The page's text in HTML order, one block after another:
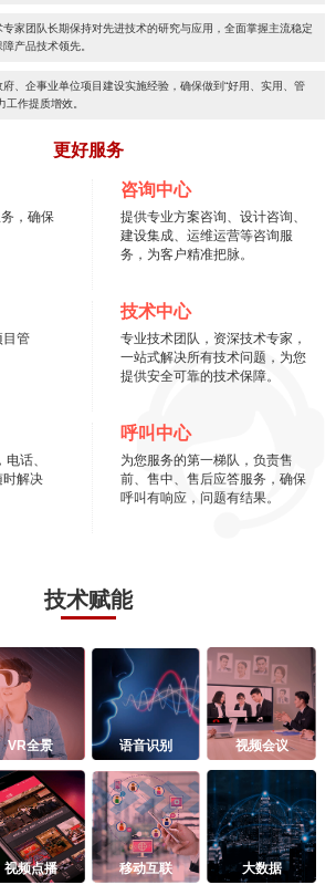
专家团队长期保持对先进技术的研究与应用，全面掌握主流稳定
产品技术领先。
府、企事业单位项目建设实施经验，确保做到“好用、实用、管
工作提质增效。
更好服务
，确保
咨询中心
提供专业方案咨询、设计咨询、
建设集成、运维运营等咨询服
务，为客户精准把脉。
目管
技术中心
专业技术团队，资深技术专家，
一站式解决所有技术问题，为您
提供安全可靠的技术保障。
话、
时解决
呼叫中心
为您服务的第一梯队，负责售
前、售中、售后应答服务，确保
呼叫有响应，问题有结果。
技术赋能
VR全景 语音识别 视频会议
视频点播 移动互联 大数据